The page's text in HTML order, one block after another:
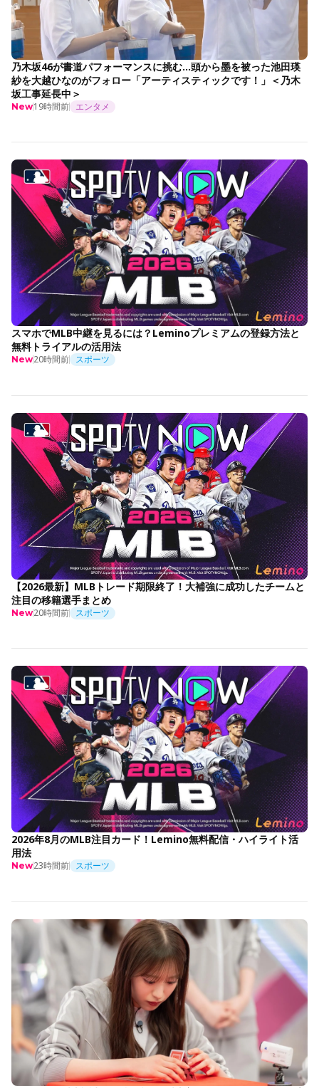
乃木坂46が書道パフォーマンスに挑む…頭から墨を被った池田瑛
紗を大越ひなのがフォロー「アーティスティックです！」＜乃木
坂工事延長中＞
New19時間前 エンタメ
スマホでMLB中継を見るには？Leminoプレミアムの登録方法と
無料トライアルの活用法
New20時間前 スポーツ
【2026最新】MLBトレード期限終了！大補強に成功したチームと
注目の移籍選手まとめ
New20時間前 スポーツ
2026年8月のMLB注目カード！Lemino無料配信・ハイライト活
用法
New23時間前 スポーツ